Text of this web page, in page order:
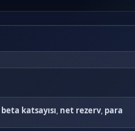
beta katsayısı, net rezerv, para